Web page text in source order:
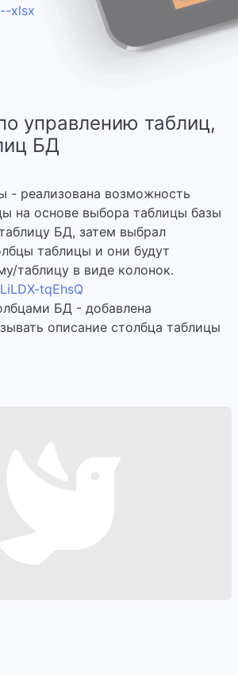
xlsx
управлению таблиц,
БД
- реализована возможность
на основе выбора таблицы базы
БД, затем выбрал
таблицы и они будут
таблицу в виде колонок.
tqEhsQ
БД - добавлена
описание столбца таблицы